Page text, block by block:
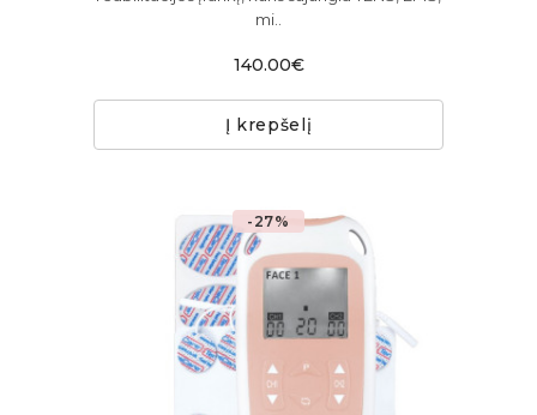
mi..
140.00€
Į krepšelį
-27%